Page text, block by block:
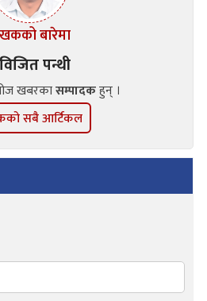
बारेमा
पन्थी
खबरकासम्पादकहुन् ।
सबै आर्टिकल